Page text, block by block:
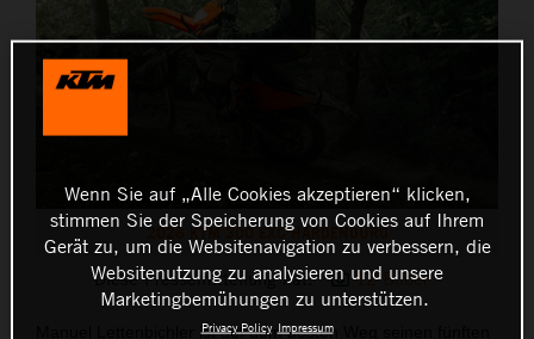
2026 KTM 300 EXC HARDENDURO
Diese Pressemitteilung hat: 12 Bilder
Manuel Lettenbichler ist auf dem besten Weg seinen fünften
Wenn Sie auf „Alle Cookies akzeptieren“ klicken,
stimmen Sie der Speicherung von Cookies auf Ihrem
Gerät zu, um die Websitenavigation zu verbessern, die
Websitenutzung zu analysieren und unsere
Marketingbemühungen zu unterstützen.
Privacy Policy Impressum